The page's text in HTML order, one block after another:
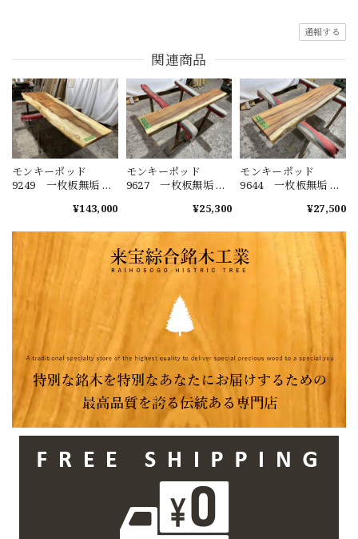
通報する
関連商品
モンキーポッド
9249 一枚板無垢 乾
ｘ43mm 天板のみ
ーテーブル ダイニ
ングテーブル
¥143,000
モンキーポッド
9627 一枚板無垢 乾
ｘ40mm カウンタ
ル ダイニングテー
ブル
¥25,300
モンキーポッド
9644 一枚板無垢 乾
ｘ50mm カウンタ
ル ダイニングテー
ブル
¥27,500